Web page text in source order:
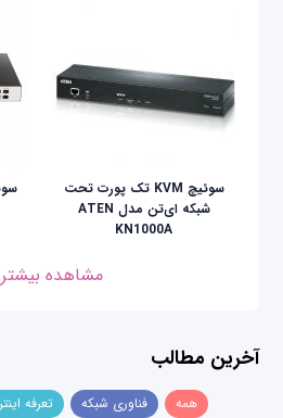
سوئیچ KVM تک پورت تحت
شبکه ای‌تن مدل ATEN
KN1000A
مشاهده
آخرین مطالب
همه فناوری شبکه تعرفه